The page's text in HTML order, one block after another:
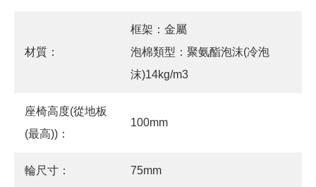
材質：
框架：金屬
泡棉類型：聚氨酯泡沫(冷泡
沫)14kg/m3
座椅高度(從地板
(最高))：
100mm
輪尺寸： 75mm